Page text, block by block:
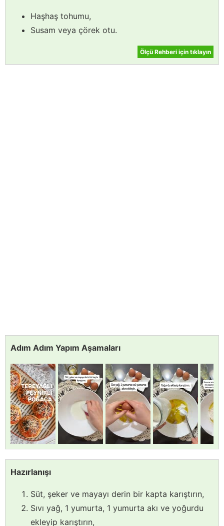
Haşhaş tohumu,
Susam veya çörek otu.
Ölçü Rehberi için tıklayın
Adım Adım Yapım Aşamaları
Hazırlanışı
Süt, şeker ve mayayı derin bir kapta karıştırın,
Sıvı yağ, 1 yumurta, 1 yumurta akı ve yoğurdu
ekleyip karıştırın,